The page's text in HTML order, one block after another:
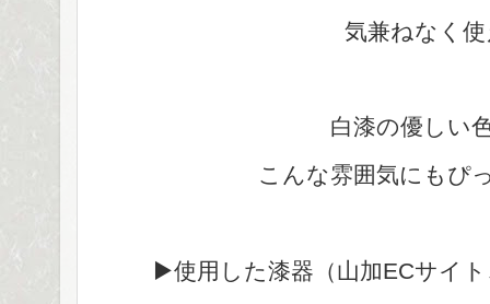
気兼ねなく
白漆の優しい
こんな雰囲気にもぴ
▶使用した漆器（山加ECサイ